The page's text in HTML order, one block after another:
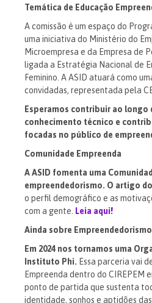
Temática de Educação
A comissão é um espaço do
uma iniciativa do Ministério do
Microempresa e da Empresa de
ligada a Estratégia Nacional de
Feminino. A ASID atuará como
convidadas, representada pela
Esperamos contribuir ao longo
conhecimento técnico e
focadas no público de
Comunidade Empreenda
A ASID fomenta uma
empreendedorismo. O artigo
o perfil demográfico e as
com a gente. Leia aqui!
Ainda sobre
Em 2024 nos tornamos uma
Instituto Phi. Essa parceria vai
Empreenda dentro do CIREPEM
ponto de partida que sustenta
identidade, sonhos e aptidões